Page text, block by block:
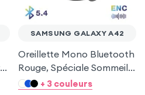
SAMSUNG GALAXY A42
Oreillette Mono Bluetooth
Rouge, Spéciale Sommeil
pour Samsung Galaxy
+ 3 couleurs